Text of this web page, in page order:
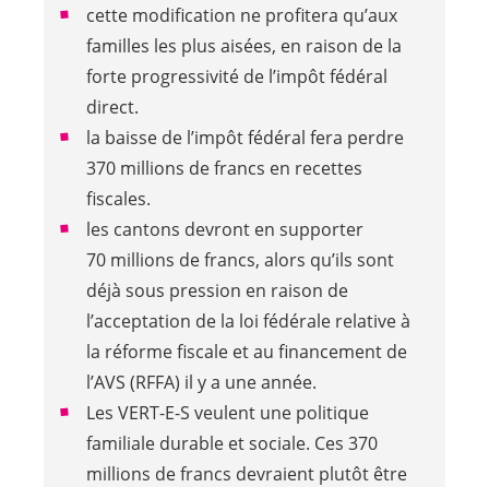
cette modification ne profitera qu’aux
familles les plus aisées, en raison de la
forte progressivité de l’impôt fédéral
direct.
la baisse de l’impôt fédéral fera perdre
370 millions de francs en recettes
fiscales.
les cantons devront en supporter
70 millions de francs, alors qu’ils sont
déjà sous pression en raison de
l’acceptation de la loi fédérale relative à
la réforme fiscale et au financement de
l’AVS (RFFA) il y a une année.
LesVERT-E-S veulent une politique
familiale durable et sociale. Ces 370
millions de francs devraient plutôt être